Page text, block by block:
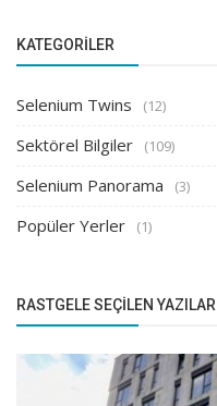
KATEGORILER
Selenium Twins (12)
Sektörel Bilgiler (109)
Selenium Panorama (3)
Popüler Yerler (1)
RASTGELE SEÇILEN YAZILAR